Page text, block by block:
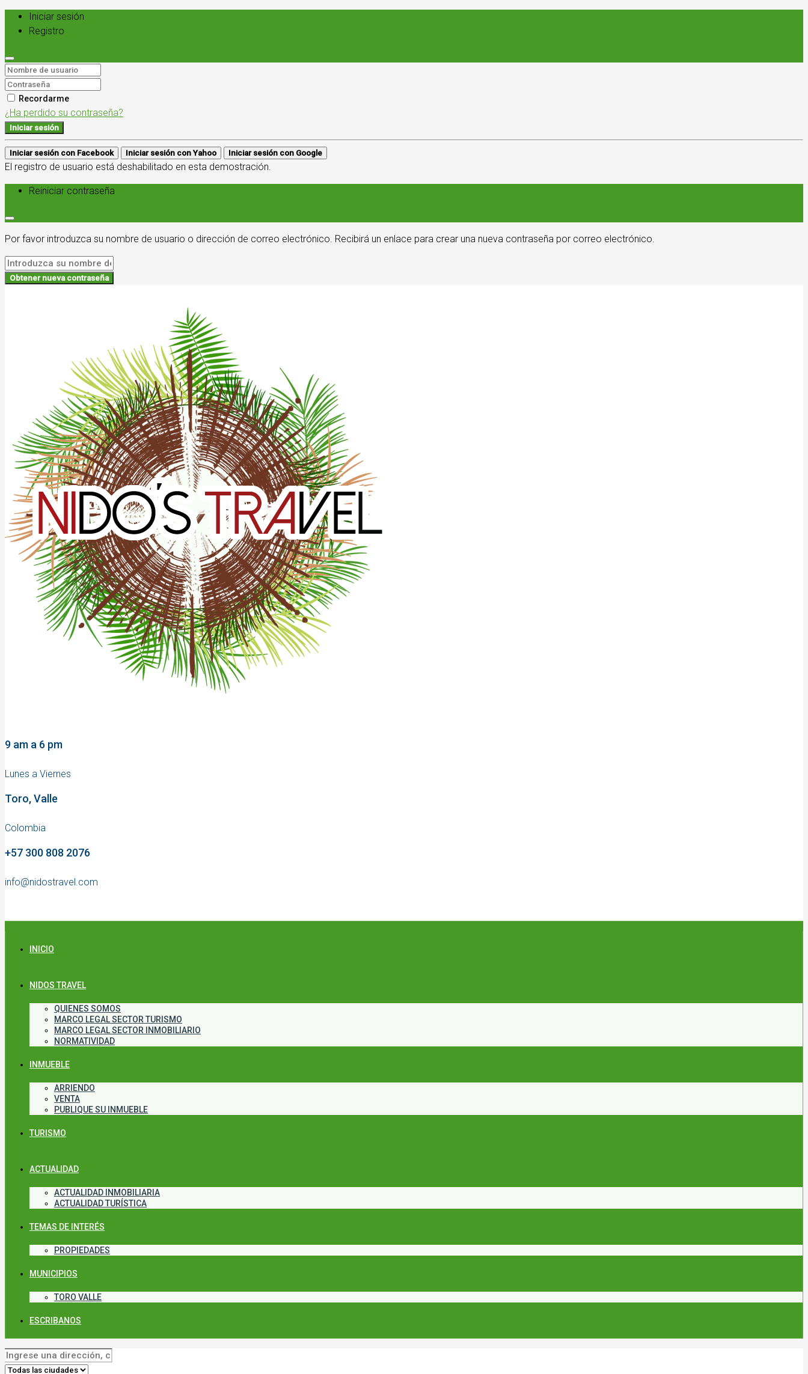
Iniciar sesión
Registro
Recordarme
¿Ha perdido su contraseña?
Iniciar sesión
Iniciar sesión con Facebook Iniciar sesión con Yahoo Iniciar sesión con Google
El registro de usuario está deshabilitado en esta demostración.
Reiniciar contraseña
Por favor introduzca su nombre de usuario o dirección de correo electrónico. Recibirá un enlace para crear una nueva contraseña por correo electrónico.
Obtener nueva contraseña
9 am a 6 pm
Lunes a Viernes
Toro, Valle
Colombia
+57 300 808 2076
info@nidostravel.com
INICIO
NIDOS TRAVEL
QUIENES SOMOS
MARCO LEGAL SECTOR TURISMO
MARCO LEGAL SECTOR INMOBILIARIO
NORMATIVIDAD
INMUEBLE
ARRIENDO
VENTA
PUBLIQUE SU INMUEBLE
TURISMO
ACTUALIDAD
ACTUALIDAD INMOBILIARIA
ACTUALIDAD TURÍSTICA
TEMAS DE INTERÉS
PROPIEDADES
MUNICIPIOS
TORO VALLE
ESCRIBANOS